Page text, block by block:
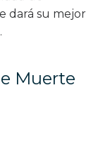
dará su mejor
Muerte